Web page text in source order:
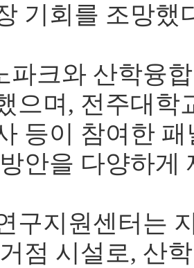
기회를 조망했
파크와 산학융
으며 , 전주대학
등이 참여한
안을 다양하게
구지원센터는
점 시설로, 산